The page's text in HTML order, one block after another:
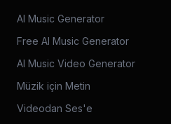
AI Music Generator
Free AI Music Generator
AI Music Video Generator
Müzik için Metin
Videodan Ses'e